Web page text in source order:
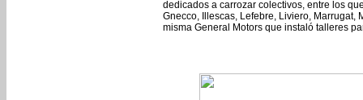
dedicados a carrozar colectivos, entre los
Gnecco, Illescas, Lefebre, Liviero, Marrugat,
misma General Motors que instaló talleres